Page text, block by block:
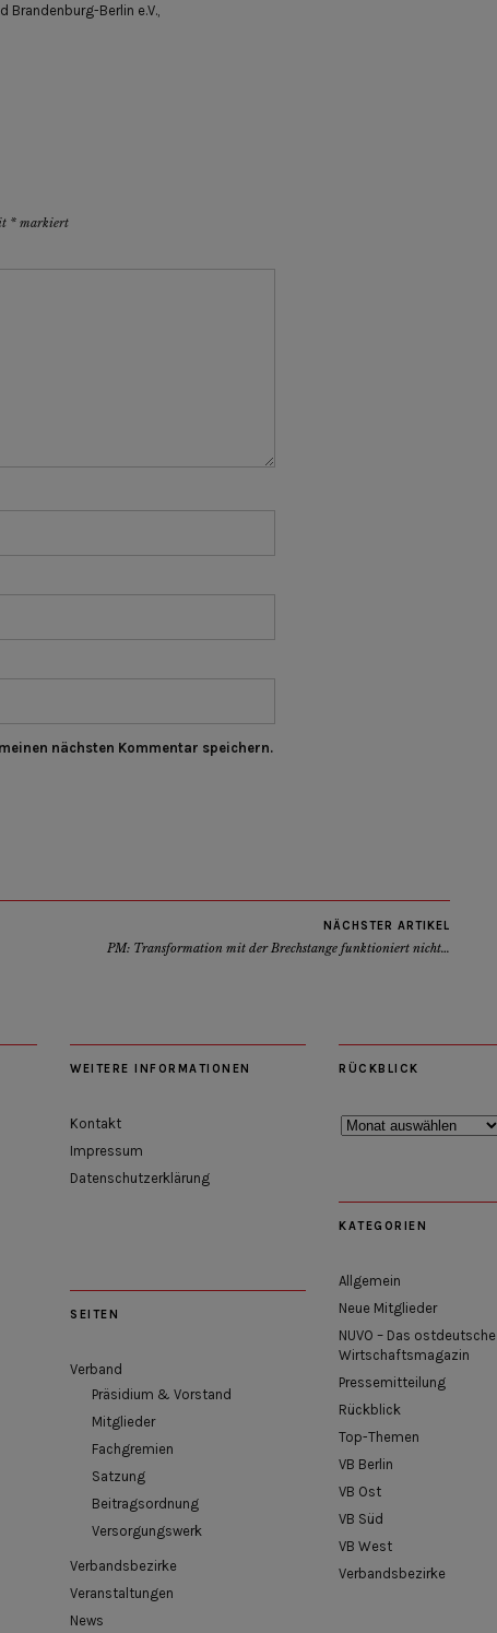
Brandenburg-Berlin e.V.
* markiert
nächsten Kommentar speichern.
NÄCHSTER ARTIKEL
PM: Transformation mit der Brechstange funktioniert nicht…
WEITERE INFORMATIONEN
Kontakt
Impressum
Datenschutzerklärung
SEITEN
Verband
Präsidium & Vorstand
Mitglieder
Fachgremien
Satzung
Beitragsordnung
Versorgungswerk
Verbandsbezirke
Veranstaltungen
News
RÜCKBLICK
Rückblick
KATEGORIEN
Allgemein
Neue Mitglieder
NUVO – Das ostdeutsche
Wirtschaftsmagazin
Pressemitteilung
Rückblick
Top-Themen
VB Berlin
VB Ost
VB Süd
VB West
Verbandsbezirke